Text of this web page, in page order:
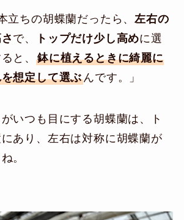
立ちの胡蝶蘭だったら、左右の
で、 トップだけ少し高めに選
と、 鉢に植えるときに綺麗に
想定して選ぶんです。」
いつも目にする胡蝶蘭は、ト
あり、左右は対称に胡蝶蘭が
。